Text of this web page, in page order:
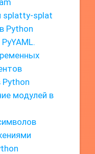
splatty-splat
Python
Python
модулей в